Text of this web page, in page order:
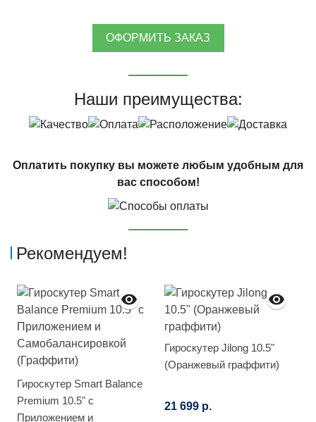
ОФОРМИТЬ ЗАКАЗ
Наши преимущества:
Оплатить покупку вы можете любым удобным для
вас способом!
Рекомендуем!
Гироскутер Smart Balance
Premium 10.5" с
Приложением и
Гироскутер Jilong 10.5"
(Оранжевый граффити)
21 699 р.